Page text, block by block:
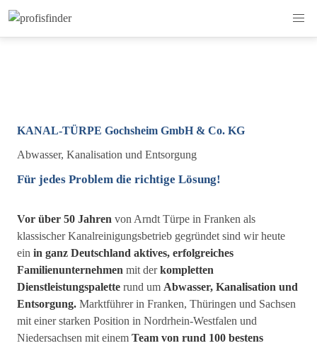
KANAL-TÜRPE Gochsheim GmbH & Co. KG
Abwasser, Kanalisation und Entsorgung
Für jedes Problem die richtige Lösung!
Vor über 50 Jahren von Arndt Türpe in Franken als
klassischer Kanalreinigungsbetrieb gegründet sind wir heute
ein in ganz Deutschland aktives, erfolgreiches
Familienunternehmen mit derkompletten
Dienstleistungspalette rund um Abwasser, Kanalisation und
Entsorgung. Marktführer in Franken, Thüringen und Sachsen
mit einer starken Position in Nordrhein-Westfalen und
Niedersachsen mit einem Team von rund 100 bestens